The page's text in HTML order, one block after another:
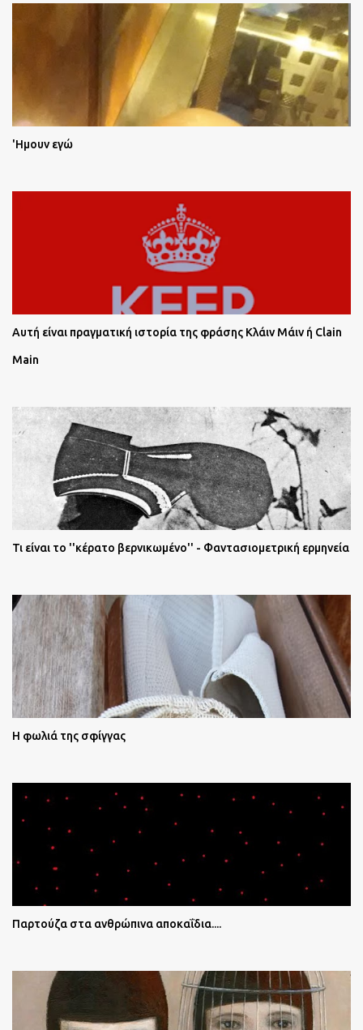
'Ημουν εγώ
Αυτή είναι πραγματική ιστορία της φράσης Κλάιν Μάιν ή Clain
Main
Τι είναι το ''κέρατο βερνικωμένο'' - Φαντασιομετρική ερμηνεία
Η φωλιά της σφίγγας
Παρτούζα στα ανθρώπινα αποκαΐδια....